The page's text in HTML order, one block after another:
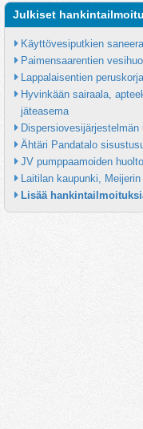
Julkiset
Käyttövesiputkien
Paimensaarentien
Lappalaisentien
Hyvinkään sairaala,
jäteasema
Dispersiovesijärjestelmän
Ähtäri Pandatalo
JV pumppaamoiden
Laitilan kaupunki,
Lisää